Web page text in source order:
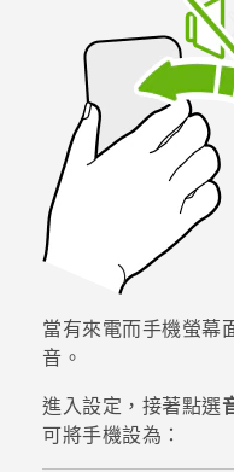
當有來電而手機螢幕
音。
進入設定，接著點選
可將手機設為：